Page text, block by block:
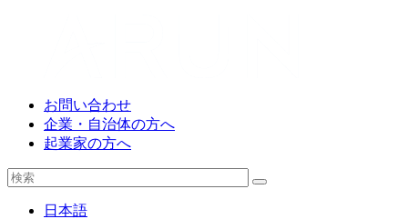
お問い合わせ
企業・自治体の方へ
起業家の方へ
日本語